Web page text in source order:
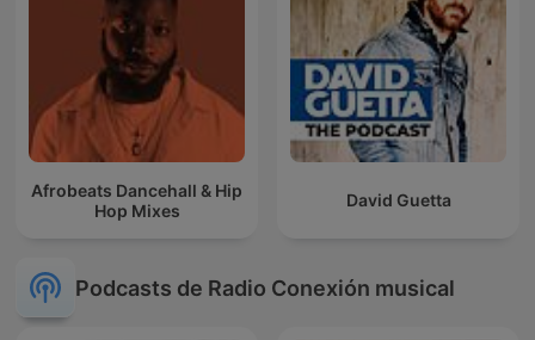
Afrobeats Dancehall & Hip
Hop Mixes
David Guetta
Podcasts de Radio Conexión musical